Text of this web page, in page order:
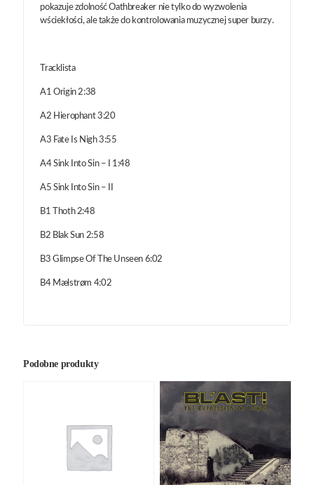
pokazuje zdolność Oathbreaker nie tylko do wyzwolenia
wściekłości, ale także do kontrolowania muzycznej super burzy.
Tracklista
A1 Origin 2:38
A2 Hierophant 3:20
A3 Fate Is Nigh 3:55
A4 Sink Into Sin – I 1:48
A5 Sink Into Sin – II
B1 Thoth 2:48
B2 Blak Sun 2:58
B3 Glimpse Of The Unseen 6:02
B4 Mælstrøm 4:02
Podobne produkty